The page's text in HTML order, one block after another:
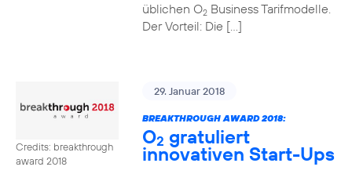
üblichen O2Business Tarifmodelle.
Der Vorteil: Die […]
Credits: breakthrough
award 2018
29. Januar 2018
BREAKTHROUGH AWARD 2018:
O2 gratuliert
innovativen Start-Ups